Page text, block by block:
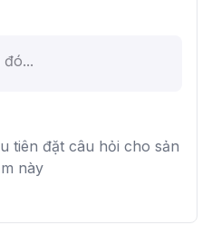
tiên đặt câu hỏi cho sản
này